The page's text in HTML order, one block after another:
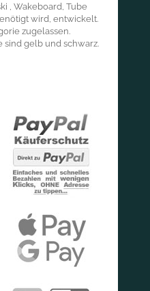
, Wakeboard, Tube
wird, entwickelt.
zugelassen.
sind gelb und schwarz.